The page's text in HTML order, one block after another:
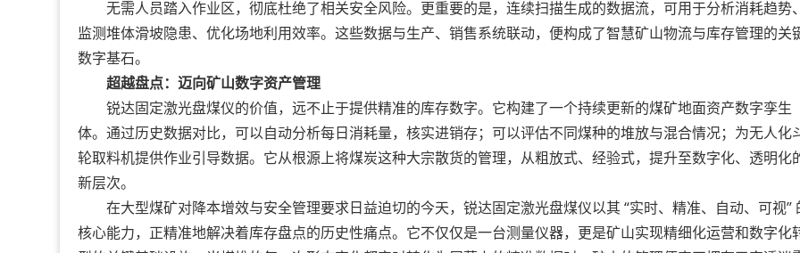
无需人员踏入作业区，彻底杜绝了相关安全风险。更重要的是，连续扫描生成的数据流，可用于分析消耗趋势、
监测堆体滑坡隐患、优化场地利用效率。这些数据与生产、销售系统联动，便构成了智慧矿山物流与库存管理的关
数字基石。
超越盘点：迈向矿山数字资产管理
锐达固定激光盘煤仪的价值，远不止于提供精准的库存数字。它构建了一个持续更新的煤矿地面资产数字孪生
体。通过历史数据对比，可以自动分析每日消耗量，核实进销存；可以评估不同煤种的堆放与混合情况；为无人化
轮取料机提供作业引导数据。它从根源上将煤炭这种大宗散货的管理，从粗放式、经验式，提升至数字化、透明化
新层次。
在大型煤矿对降本增效与安全管理要求日益迫切的今天，锐达固定激光盘煤仪以其 “实时、精准、自动、可视”
核心能力，正精准地解决着库存盘点的历史性痛点。它不仅仅是一台测量仪器，更是矿山实现精细化运营和数字化